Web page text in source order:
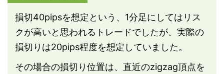
損切40pipsを想定という、1分足にしてはリス
クが高いと思われるトレードでしたが、実際の
損切りは20pips程度を想定していました。
その場合の損切り位置は、直近のzigzag頂点を